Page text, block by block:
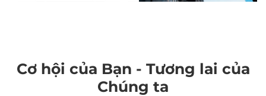
Cơ hội của Bạn - Tương lai của
Chúng ta